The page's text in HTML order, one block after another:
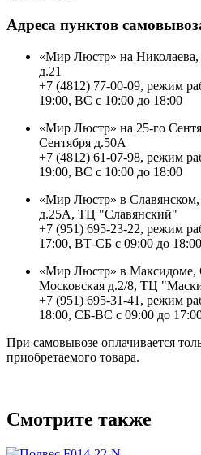
Адреса пунктов
«Мир Люстр» на Николаева,
д.21
+7 (4812) 77-00-09, режим
19:00, ВС с 10:00 до 18:00
«Мир Люстр» на 25-го
Сентября д.50А
+7 (4812) 61-07-98, режим
19:00, ВС с 10:00 до 18:00
«Мир Люстр» в Славянском,
д.25А, ТЦ "Славянский"
+7 (951) 695-23-22, режим
17:00, ВТ-СБ с 09:00 до 18:00
«Мир Люстр» в Максидоме,
Московская д.2/8, ТЦ
+7 (951) 695-31-41, режим
18:00, СБ-ВС с 09:00 до
При самовывозе оплачивается
приобретаемого товара.
Смотрите также